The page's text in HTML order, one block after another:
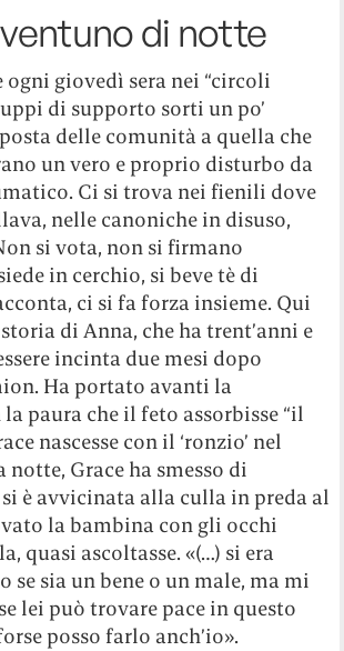
di notte
ogni giovedì sera nei “circoli
di supporto sorti un po’
delle comunità a quella che
un vero e proprio disturbo da
Ci si trova nei fienili dove
nelle canoniche in disuso,
si vota, non si firmano
in cerchio, si beve tè di
ci si fa forza insieme. Qui
di Anna, che ha trent’anni e
incinta due mesi dopo
Ha portato avanti la
paura che il feto assorbisse “il
nascesse con il ‘ronzio’ nel
notte, Grace ha smesso di
è avvicinata alla culla in preda al
la bambina con gli occhi
quasi ascoltasse. «(…) si era
se sia un bene o un male, ma mi
lei può trovare pace in questo
posso farlo anch’io».